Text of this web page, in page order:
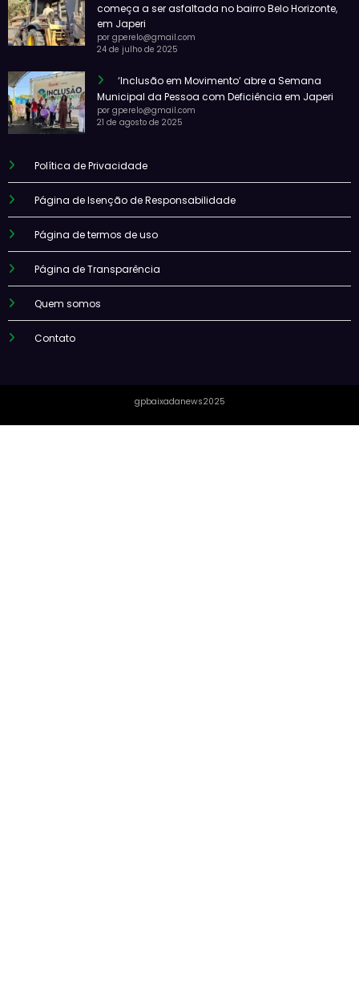
começa a ser asfaltada no bairro Belo Horizonte,
em Japeri
por gperelo@gmail.com
24 de julho de 2025
‘Inclusão em Movimento’ abre a Semana
Municipal da Pessoa com Deficiência em Japeri
por gperelo@gmail.com
21 de agosto de 2025
Política de Privacidade
Página de Isenção de Responsabilidade
Página de termos de uso
Página de Transparência
Quem somos
Contato
gpbaixadanews2025